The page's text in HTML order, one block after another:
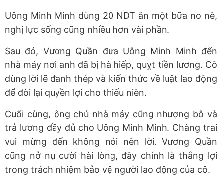
Uông Minh Minh dùng 20 NDT ăn một bữa no nê,
nghị lực sống cũng nhiều hơn vài phần.
Sau đó, Vương Quần đưa Uông Minh Minh đến
nhà máy nơi anh đã bị hà hiếp, quỵt tiền lương. Cô
dùng lời lẽ đanh thép và kiến thức về luật lao động
để đòi lại quyền lợi cho thiếu niên.
Cuối cùng, ông chủ nhà máy cũng nhượng bộ và
trả lương đầy đủ cho Uông Minh Minh. Chàng trai
vui mừng đến không nói nên lời. Vương Quần
cũng nở nụ cười hài lòng, đây chính là thắng lợi
trong trách nhiệm bảo vệ người lao động của cô.